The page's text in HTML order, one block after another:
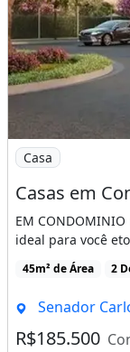
Imagem: Casas
Casa
EM CONDOMINIO
ideal para você
45m² de Área 2
Senador
R$185.500